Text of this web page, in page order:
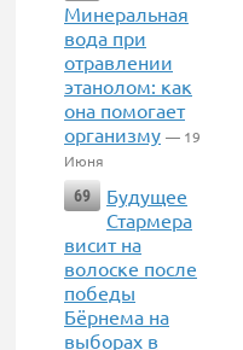
Минеральная
вода при
отравлении
этанолом: как
она помогает
организму — 19
Июня
69
Будущее
Стармера
висит на
волоске после
победы
Бёрнема на
выборах в